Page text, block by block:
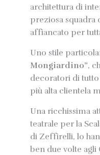
architettura di
preziosa squadra
affiancato per
Uno stile
Mongiardino”,
decoratori di
più alta clientela
Una ricchissima
teatrale per la
di Zeffirelli, lo
ben due volte agli